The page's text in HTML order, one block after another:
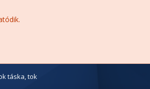
táska, tok